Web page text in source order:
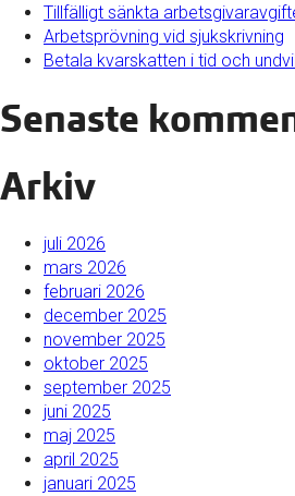
Tillfälligt sänkta
Arbetsprövning vid sjukskrivning
Betala kvarskatten i tid och
Senaste
Arkiv
juli 2026
mars 2026
februari 2026
december 2025
november 2025
oktober 2025
september 2025
juni 2025
maj 2025
april 2025
januari 2025